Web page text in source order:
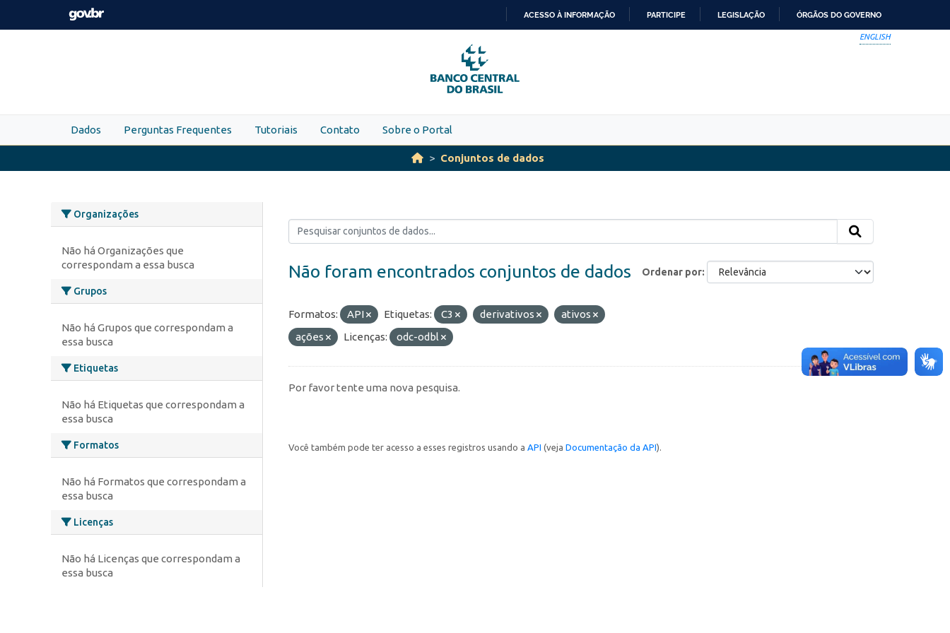
Skip to main content
PARA
O
CONTEÚDO
ACESSO À INFORMAÇÃO PARTICIPE LEGISLAÇÃO ÓRGÃOS DO GOVERNO
ENGLISH
Dados Perguntas Frequentes Tutoriais Contato Sobre o Portal
Conjuntos de dados
Organizações
Não há Organizações que
correspondam a essa busca
Grupos
Não há Grupos que correspondam a
essa busca
Etiquetas
Não há Etiquetas que correspondam a
essa busca
Formatos
Não há Formatos que correspondam a
essa busca
Licenças
Não há Licenças que correspondam a
essa busca
Ordenar por
Não foram encontrados conjuntos de dados
Formatos: API Etiquetas: C3 derivativos
ativos
ações
Licenças: odc-odbl
Por favor tente uma nova pesquisa.
Você também pode ter acesso a esses registros usando a API (veja Documentação da API).